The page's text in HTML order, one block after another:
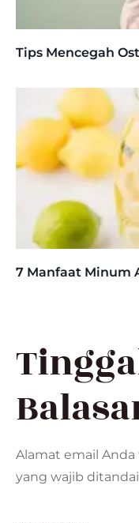
Tips Mencegah
7 Manfaat Minum
Alamat email
yang wajib ditandai